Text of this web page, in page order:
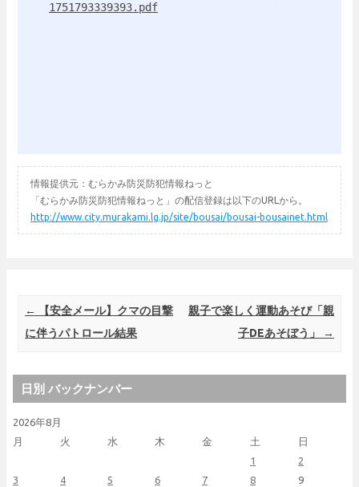
1751793339393.pdf
情報提供元：むらかみ防災防犯情報ねっと
「むらかみ防災防犯情報ねっと」の配信登録は以下のURLから。
http://www.city.murakami.lg.jp/site/bousai/bousai-bousainet.html
Post navigation
←
【安全メール】クマの目撃
に伴うパトロール結果
親子で楽しく運動あそび「親
子DEあそぼう」
→
日別 バックナンバー
2026年8月
月
火 水 木 金 土 日
1
2
3
4 5 6 7 8
9